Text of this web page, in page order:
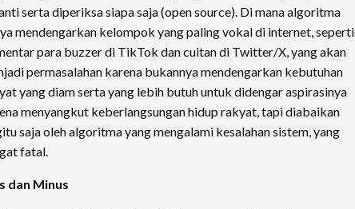
serta diperiksa siapa saja (open source). Di mana algoritma
mendengarkan kelompok yang paling vokal di internet, seperti
para buzzer di TikTok dan cuitan di Twitter/X, yang akan
permasalahan karena bukannya mendengarkan kebutuhan
yang diam serta yang lebih butuh untuk didengar aspirasinya
menyangkut keberlangsungan hidup rakyat, tapi diabaikan
saja oleh algoritma yang mengalami kesalahan sistem, yang
fatal.
dan Minus